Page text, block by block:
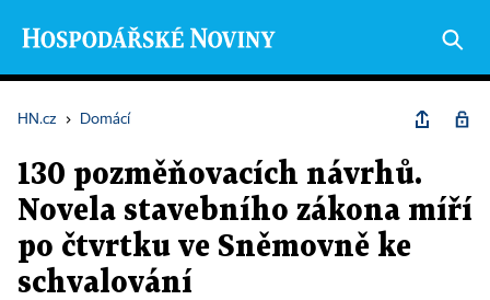
HN.cz › Domácí
130 pozměňovacích návrhů.
Novela stavebního zákona míří
po čtvrtku ve Sněmovně ke
schvalování